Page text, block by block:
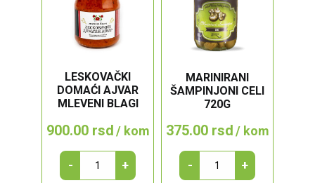
LESKOVAČKI
DOMAĆI AJVAR
MLEVENI BLAGI
900.00 rsd/ kom
LESKOVAČKI
DOMAĆI
- +
MARINIRANI
ŠAMPINJONI CELI
720G
375.00 rsd/ kom
MARINIRANI
ŠAMPINJONI
- +